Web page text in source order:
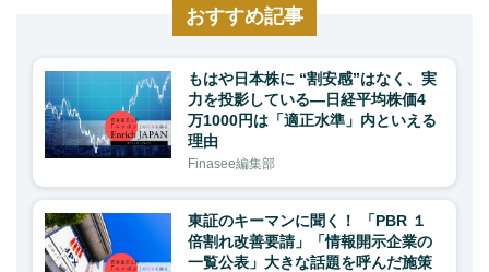
おすすめ記事
もはや日本株に “割安感”はなく、実
力を投影している―日経平均株価4
万1000円は「適正水準」内といえる
理由
Finasee編集部
東証のキーマンに聞く！ 「PBR １
倍割れ改善要請」「情報開示企業の
一覧公表」大きな話題を呼んだ施策